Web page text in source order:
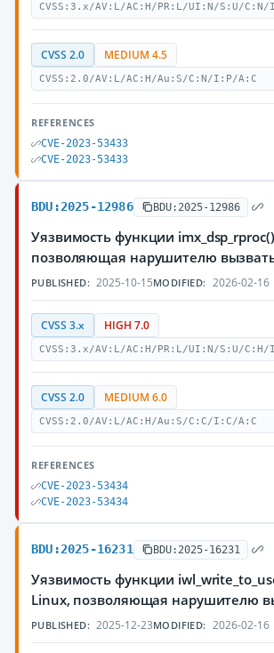
CVSS:3.x/AV:L/AC:H/PR:L/UI:N/S:U/
CVSS 2.0 MEDIUM 4.5
CVSS:2.0/AV:L/AC:H/Au:S/C:N/I:P/A:C
REFERENCES
CVE-2023-53433
CVE-2023-53433
BDU:2025-12986 BDU:2025-12986
Уязвимость функции
позволяющая нарушителю
PUBLISHED: 2025-10-15MODIFIED: 2026-02-16
CVSS 3.x HIGH 7.0
CVSS:3.x/AV:L/AC:H/PR:L/UI:N/S:U/
CVSS 2.0 MEDIUM 6.0
CVSS:2.0/AV:L/AC:H/Au:S/C:C/I:C/A:C
REFERENCES
CVE-2023-53434
CVE-2023-53434
BDU:2025-16231 BDU:2025-16231
Уязвимость функции
Linux, позволяющая нарушителю
PUBLISHED: 2025-12-23MODIFIED: 2026-02-16